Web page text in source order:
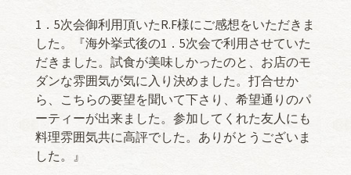
1．5次会御利用頂いたR.F様にご感想をいただきま
した。『海外挙式後の1．5次会で利用させていた
だきました。試食が美味しかったのと、お店のモ
ダンな雰囲気が気に入り決めました。打合せか
ら、こちらの要望を聞いて下さり、希望通りのパ
ーティーが出来ました。参加してくれた友人にも
料理雰囲気共に高評でした。ありがとうございま
した。』